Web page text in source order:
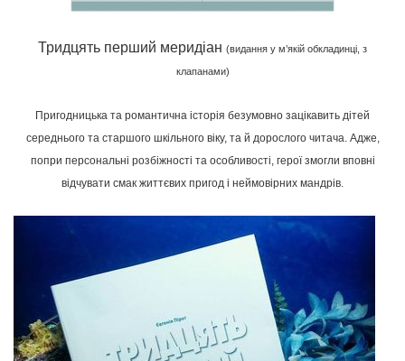
Тридцять перший меридіан (видання у м’якій обкладинці, з
клапанами)
Пригодницька та романтична історія безумовно зацікавить дітей
середнього та старшого шкільного віку, та й дорослого читача. Адже,
попри персональні розбіжності та особливості, герої змогли вповні
відчувати смак життєвих пригод і неймовірних мандрів.